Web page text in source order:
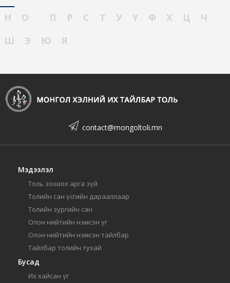
Н
О П Р С Т У Ү Ф Х Ц
Ч
Ш
Э Ю Я
contact@mongoltoli.mn
Мэдээлэл
Толь зохиох арга зүй
Толийн сан үсгийн дарааллаар
Толийн зургийн сан
Олон нийтийн нэмсэн үг
Олон нийтийн нэмсэн тайлбар
Тайлбар толийн тухай
Бусад
Их хайсан үг